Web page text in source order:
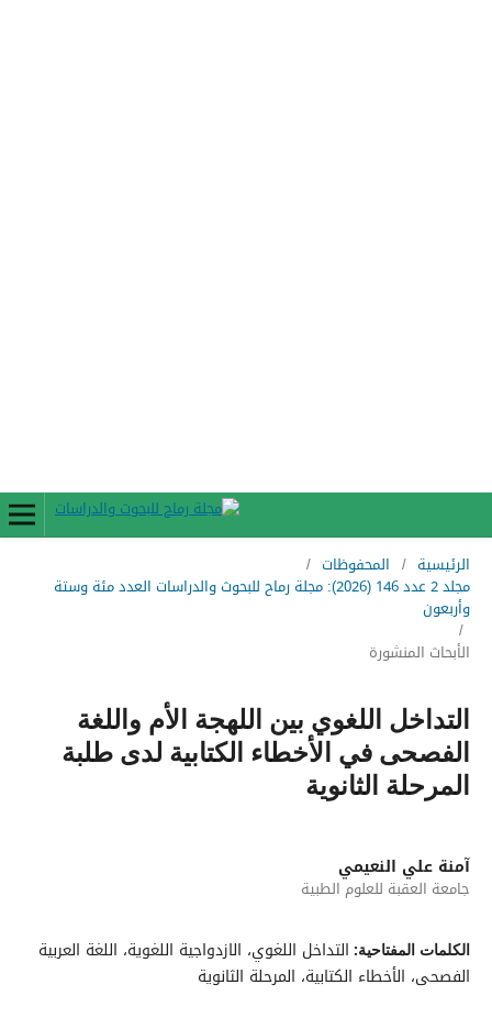
الرئيسية / المحفوظات /
مجلد 2 عدد 146 (2026): مجلة رماح للبحوث والدراسات العدد مئة وستة
وأربعون
/
الأبحاث المنشورة
التداخل اللغوي بين اللهجة الأم واللغة
الفصحى في الأخطاء الكتابية لدى طلبة
المرحلة الثانوية
آمنة علي النعيمي
جامعة العقبة للعلوم الطبية
الكلمات المفتاحية: التداخل اللغوي، الازدواجية اللغوية، اللغة العربية
الفصحى، الأخطاء الكتابية، المرحلة الثانوية